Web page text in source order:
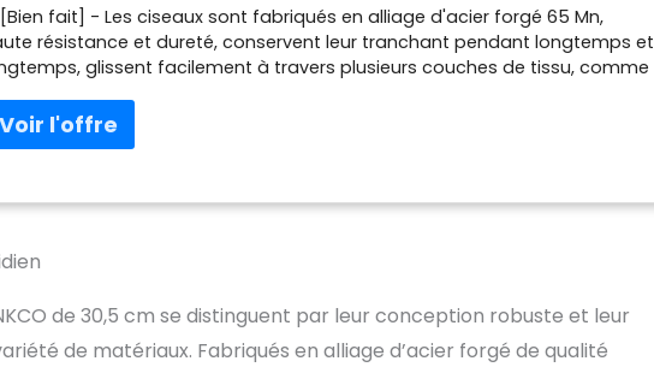
L)
fait] - Les ciseaux sont fabriqués en alliage d'acier forgé 65 Mn,
résistance et dureté, conservent leur tranchant pendant longtemps et
glissent facilement à travers plusieurs couches de tissu, comme
variété de matériaux résistants, tels que le cuir, le vinyle, le denim, le
plusieurs couches de tissu et même la tôle d'acier. Idéal pour les
choisir 30,5 cm. Design ergonomique : forme classique, recouvert de
✂[Héritage de l'histoire] - L'histoire doit être mémorisée, l'héritage
séculaire vous offre un produit de la meilleure qualité.
de 30,5 cm se distinguent par leur conception robuste et leur
de matériaux. Fabriqués en alliage d’acier forgé de qualité